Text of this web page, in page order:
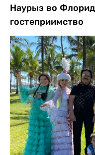
Наурыз во
гостеприимство